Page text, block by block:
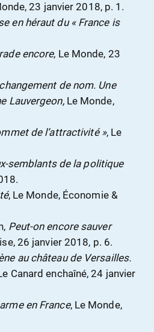
23 janvier 2018, p. 1.
en héraut du « France is
encore, Le Monde, 23
de nom. Une
Lauvergeon,Le Monde,
de l’attractivité », Le
semblants de la politique
, Le Monde, Économie &
Peut-on encore sauver
26 janvier 2018, p. 6.
au château de Versailles.
Canard enchaîné, 24 janvier
en France, Le Monde,